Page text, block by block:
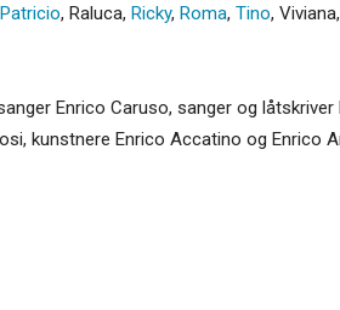
Patricio, Raluca, Ricky, Roma, Tino, Viviana,
Enrico Caruso, sanger og
kunstnere Enrico Accatino og Enrico